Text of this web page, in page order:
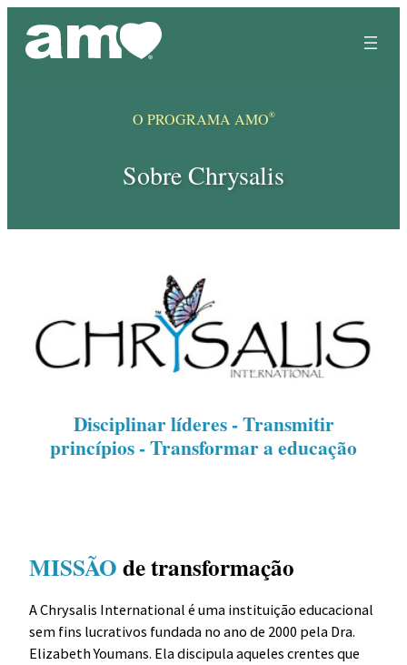
content
O PROGRAMA AMO®
Sobre Chrysalis
Disciplinar líderes - Transmitir
princípios - Transformar a educação
MISSÃOde transformação
A Chrysalis International é uma instituição educacional
sem fins lucrativos fundada no ano de 2000 pela Dra.
Elizabeth Youmans. Ela discipula aqueles crentes que